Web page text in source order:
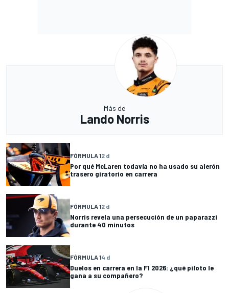
Más de
Lando Norris
FÓRMULA 12 d
Por qué McLaren todavía no ha usado su alerón
trasero giratorio en carrera
FÓRMULA 12 d
Norris revela una persecución de un paparazzi
durante 40 minutos
FÓRMULA 14 d
Duelos en carrera en la F1 2026: ¿qué piloto le
gana a su compañero?